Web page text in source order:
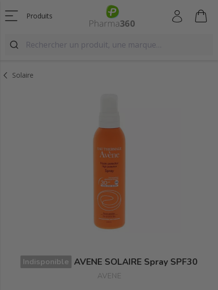
Produits
Solaire
Indisponible AVENE SOLAIRE Spray SPF30
AVENE